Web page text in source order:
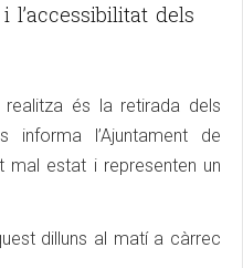
dels
és la retirada dels
informa l’Ajuntament de
mal estat i representen un
dilluns al matí a càrrec